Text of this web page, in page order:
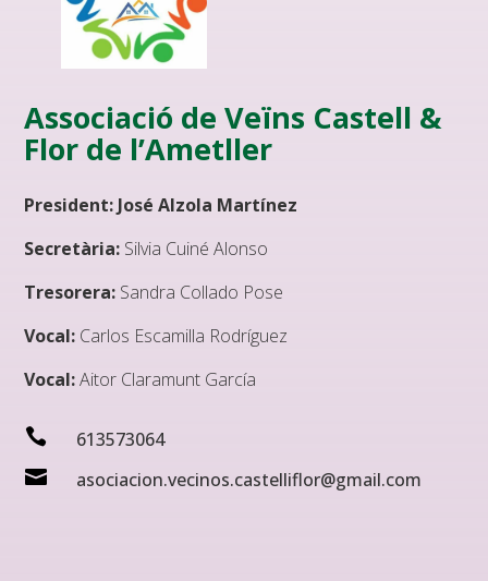
Associació de Veïns Castell &
Flor de l’Ametller
President: José Alzola Martínez
Secretària: Silvia Cuiné Alonso
Tresorera: Sandra Collado Pose
Vocal: Carlos Escamilla Rodríguez
Vocal:Aitor Claramunt García
 613573064
 asociacion.vecinos.castelliflor@gmail.com